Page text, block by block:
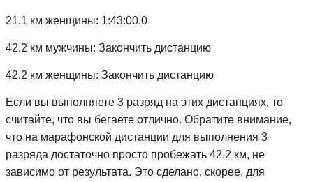
21.1 км женщины: 1:43:00.0
42.2 км мужчины: Закончить дистанцию
42.2 км женщины: Закончить дистанцию
Если вы выполняете 3 разряд на этих дистанциях, то
считайте, что вы бегаете отлично. Обратите внимание,
что на марафонской дистанции для выполнения 3
разряда достаточно просто пробежать 42.2 км, не
зависимо от результата. Это сделано, скорее, для